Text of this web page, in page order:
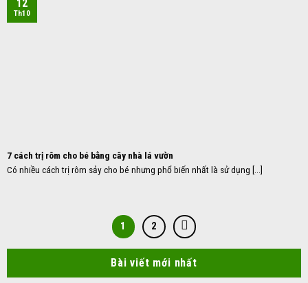
7 cách trị rôm cho bé bằng cây nhà lá vườn
Có nhiều cách trị rôm sảy cho bé nhưng phổ biến nhất là sử dụng [...]
12
Th10
1 2
Bài viết mới nhất